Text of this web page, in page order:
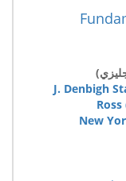
J. Denbigh
New